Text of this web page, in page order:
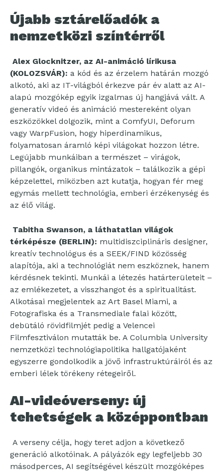
Újabb sztárelőadók a
nemzetközi színtérről
Alex Glocknitzer, az AI-animáció lírikusa
(KOLOZSVÁR): a kód és az érzelem határán mozgó
alkotó, aki az IT-világból érkezve pár év alatt az AI-
alapú mozgókép egyik izgalmas új hangjává vált. A
generatív videó és animáció mestereként olyan
eszközökkel dolgozik, mint a ComfyUI, Deforum
vagy WarpFusion, hogy hiperdinamikus,
folyamatosan áramló képi világokat hozzon létre.
Legújabb munkáiban a természet – virágok,
pillangók, organikus mintázatok – találkozik a gépi
képzelettel, miközben azt kutatja, hogyan fér meg
egymás mellett technológia, emberi érzékenység és
az élő világ.
Tabitha Swanson, a láthatatlan világok
térképésze (BERLIN): multidiszciplináris designer,
kreatív technológus és a SEEK/FIND közösség
alapítója, aki a technológiát nem eszköznek, hanem
kérdésnek tekinti. Munkái a létezés határterületeit –
az emlékezetet, a visszhangot és a spiritualitást.
Alkotásai megjelentek az Art Basel Miami, a
Fotografiska és a Transmediale falai között,
debütáló rövidfilmjét pedig a Velencei
Filmfesztiválon mutatták be. A Columbia University
nemzetközi technológiapolitika hallgatójaként
egyszerre gondolkodik a jövő infrastruktúráiról és az
emberi lélek törékeny rétegeiről.
AI-videóverseny: új
tehetségek a középpontban
A verseny célja, hogy teret adjon a következő
generáció alkotóinak. A pályázók egy legfeljebb 30
másodperces, AI segítségével készült mozgóképes